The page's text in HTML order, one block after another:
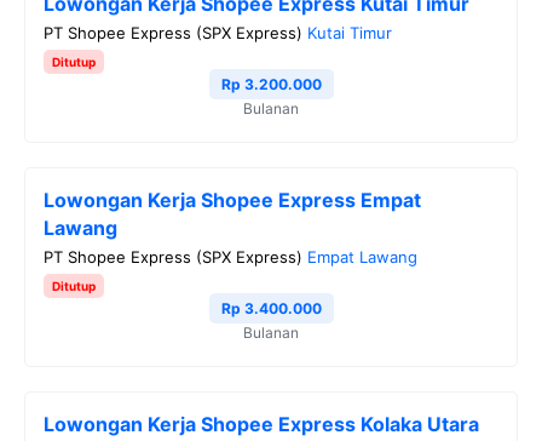
PT Shopee Express (SPX Express) Kutai Timur
Ditutup
Rp 3.200.000
Bulanan
Lowongan Kerja Shopee Express Empat
Lawang
PT Shopee Express (SPX Express) Empat Lawang
Ditutup
Rp 3.400.000
Bulanan
Lowongan Kerja Shopee Express Kolaka Utara